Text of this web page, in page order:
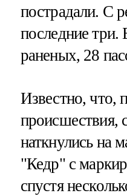
пострадали. С
последние три.
раненых, 28
Известно, что,
происшествия,
наткнулись на
"Кедр" с
спустя